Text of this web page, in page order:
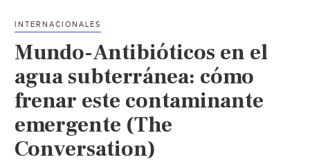
llega
al
con
las
resistencias
Global)
INTERNACIONALES
Mundo-Antibióticos en el
agua subterránea: cómo
frenar este contaminante
emergente (The
Conversation)